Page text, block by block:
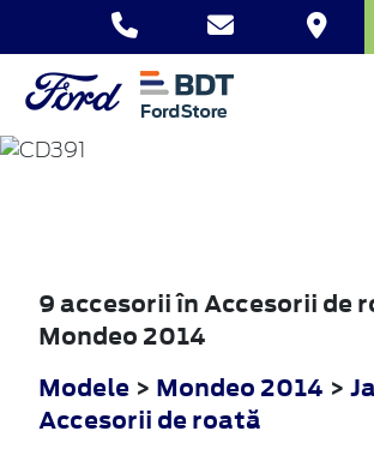
MONDEO
9 accesorii în Accesorii de
Mondeo 2014
Modele > Mondeo 2014 >
Accesorii de roată